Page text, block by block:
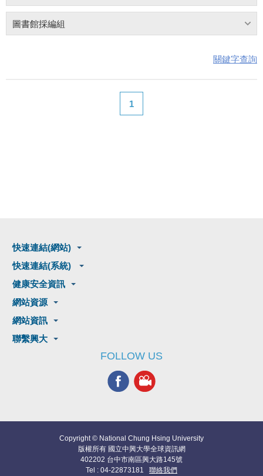
圖書館採編組
關鍵字查詢
1
快速連結(網站)
快速連結(系統)
健康安全資訊
網站資源
網站資訊
聯繫興大
FOLLOW US
Copyright © National Chung Hsing University
版權所有 國立中興大學全球資訊網
402202 台中市南區興大路145號
Tel : 04-22873181 聯絡我們